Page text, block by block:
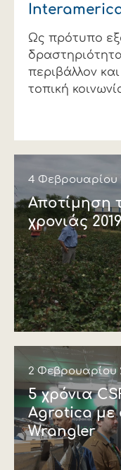
Πως θα μας
Πως θα μας
Πως θα μας
Πως θα μας
Πως θα μας
Πως θα μας
Ως πρότυπο
περιβάλλον
τοπική
4 Φεβρουαρίου
Αποτίμηση
χρονιάς
2 Φεβρουαρίου
5 χρόνια
Agrotica με
Wrangler